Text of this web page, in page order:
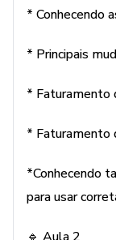
* Conhecendo
* Principais
* Faturamento
* Faturamento
*Conhecendo
para usar